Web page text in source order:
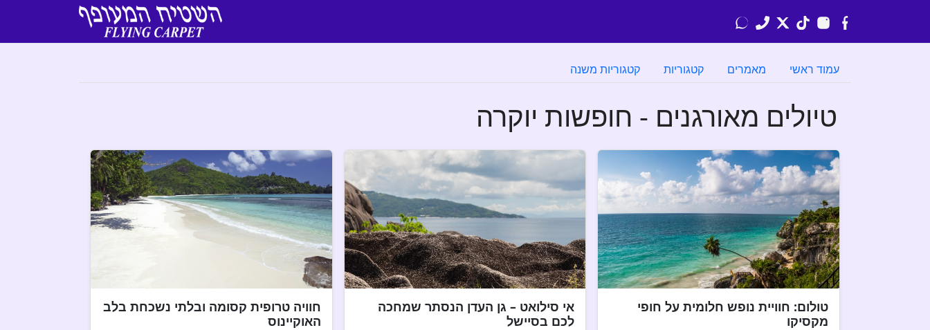
עמוד ראשי מאמרים קטגוריות קטגוריות משנה
טיולים מאורגנים - חופשות יוקרה
טולום: חוויית נופש חלומית על חופי
מקסיקו
אי סילואט – גן העדן הנסתר שמחכה
לכם בסיישל
חוויה טרופית קסומה ובלתי נשכחת בלב
האוקיינוס